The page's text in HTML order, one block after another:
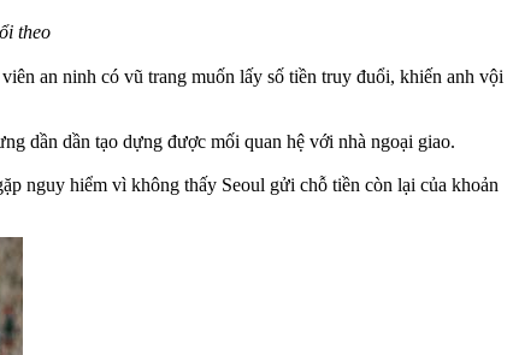
theo
an ninh có vũ trang muốn lấy số tiền truy đuổi, khiến anh vội
dần dần tạo dựng được mối quan hệ với nhà ngoại giao.
nguy hiểm vì không thấy Seoul gửi chỗ tiền còn lại của khoản